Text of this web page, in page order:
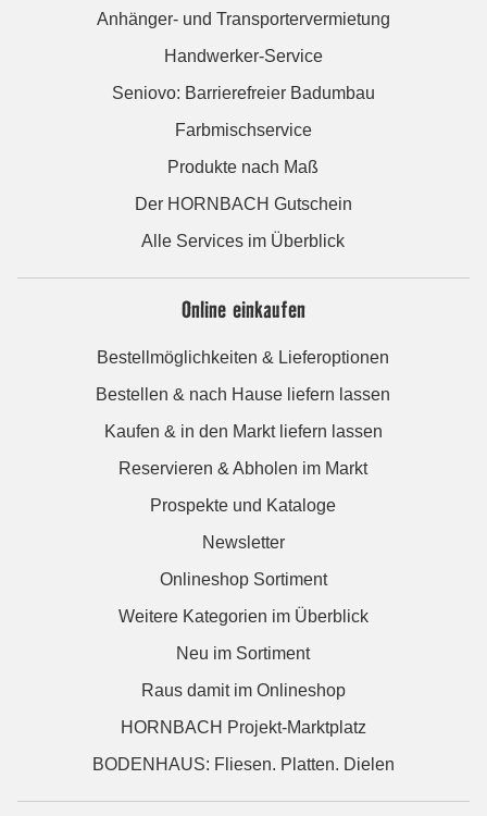
Anhänger- und Transportervermietung
Handwerker-Service
Seniovo: Barrierefreier Badumbau
Farbmischservice
Produkte nach Maß
Der HORNBACH Gutschein
Alle Services im Überblick
Online einkaufen
Bestellmöglichkeiten & Lieferoptionen
Bestellen & nach Hause liefern lassen
Kaufen & in den Markt liefern lassen
Reservieren & Abholen im Markt
Prospekte und Kataloge
Newsletter
Onlineshop Sortiment
Weitere Kategorien im Überblick
Neu im Sortiment
Raus damit im Onlineshop
HORNBACH Projekt-Marktplatz
BODENHAUS: Fliesen. Platten. Dielen